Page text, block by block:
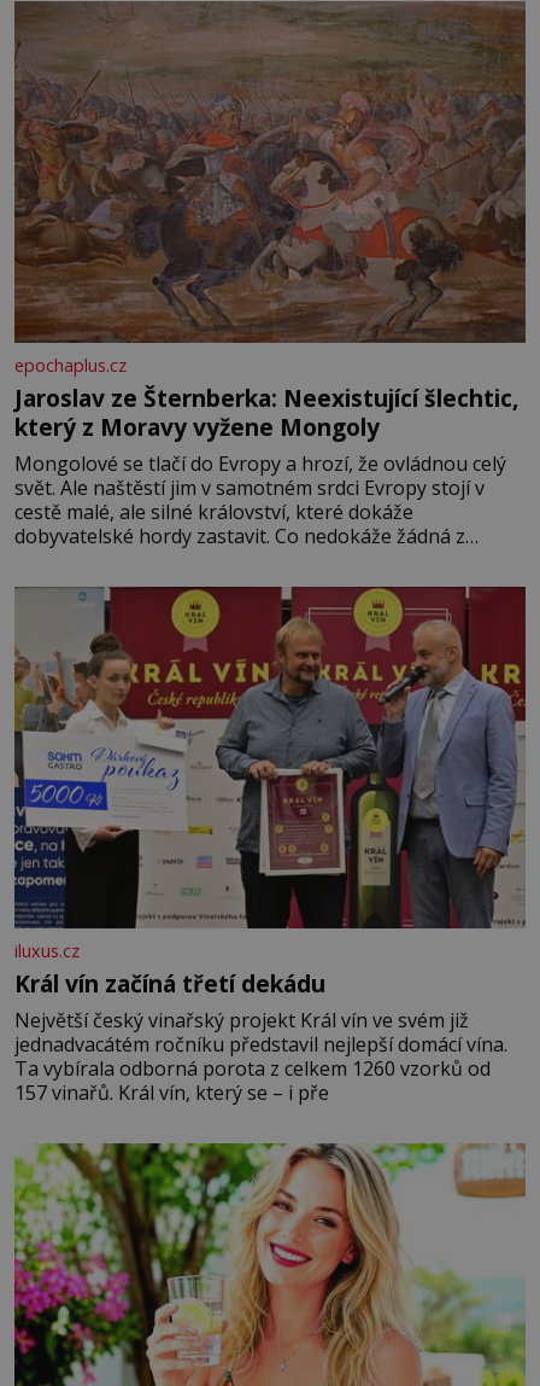
epochaplus.cz
Jaroslav ze Šternberka: Neexistující šlechtic,
který z Moravy vyžene Mongoly
Mongolové se tlačí do Evropy a hrozí, že ovládnou celý
svět. Ale naštěstí jim v samotném srdci Evropy stojí v
cestě malé, ale silné království, které dokáže
dobyvatelské hordy zastavit. Co nedokáže žádná z
král. Nebo že by ne? Mongolové od roku 1223 postupují
podél Kaspického a Azovského moře,
iluxus.cz
Král vín začíná třetí dekádu
Největší český vinařský projekt Král vín ve svém již
jednadvacátém ročníku představil nejlepší domácí vína.
Ta vybírala odborná porota z celkem 1260 vzorků od
157 vinařů. Král vín, který se – i pře